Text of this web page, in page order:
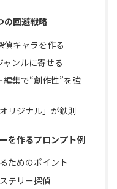
の回避戦略
偵キャラを作る
ンルに寄せる
集で“創作性”を強
リジナル」が鉄則
を作るプロンプト例
ためのポイント
テリー探偵